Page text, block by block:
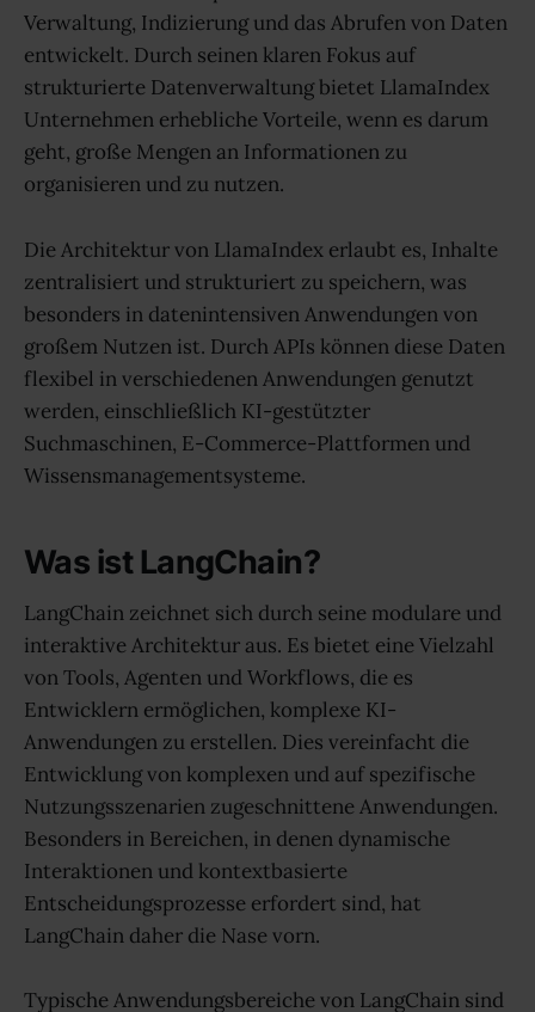
Verwaltung, Indizierung und das Abrufen von Daten
entwickelt. Durch seinen klaren Fokus auf
strukturierte Datenverwaltung bietet LlamaIndex
Unternehmen erhebliche Vorteile, wenn es darum
geht, große Mengen an Informationen zu
organisieren und zu nutzen.
Die Architektur von LlamaIndex erlaubt es, Inhalte
zentralisiert und strukturiert zu speichern, was
besonders in datenintensiven Anwendungen von
großem Nutzen ist. Durch APIs können diese Daten
flexibel in verschiedenen Anwendungen genutzt
werden, einschließlich KI-gestützter
Suchmaschinen, E-Commerce-Plattformen und
Wissensmanagementsysteme.
Was ist LangChain?
LangChain zeichnet sich durch seine modulare und
interaktive Architektur aus. Es bietet eine Vielzahl
von Tools, Agenten und Workflows, die es
Entwicklern ermöglichen, komplexe KI-
Anwendungen zu erstellen. Dies vereinfacht die
Entwicklung von komplexen und auf spezifische
Nutzungsszenarien zugeschnittene Anwendungen.
Besonders in Bereichen, in denen dynamische
Interaktionen und kontextbasierte
Entscheidungsprozesse erfordert sind, hat
LangChain daher die Nase vorn.
Typische Anwendungsbereiche von LangChain sind